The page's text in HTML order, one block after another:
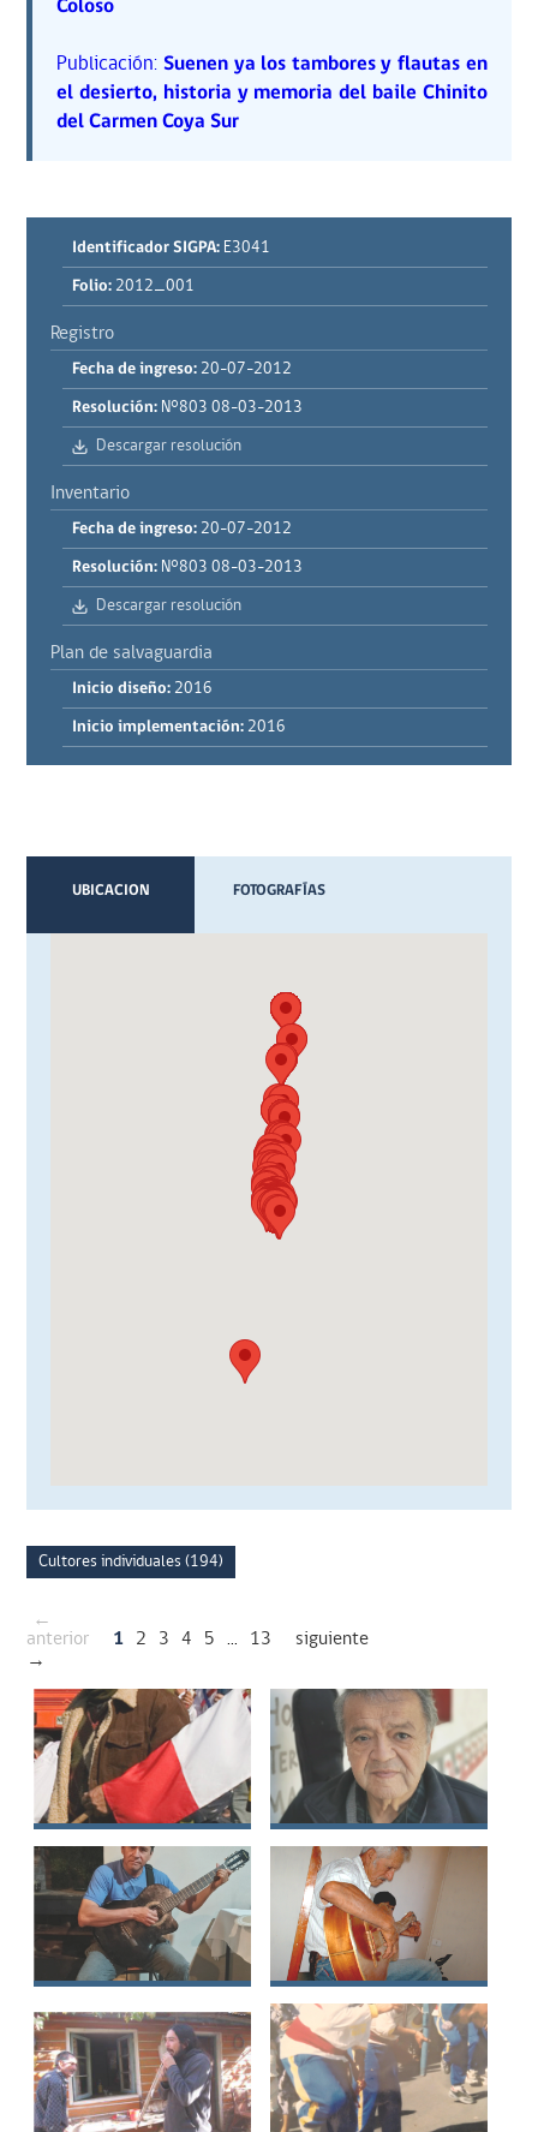
Coloso
Publicación: Suenen ya los tambores y flautas en
el desierto, historia y memoria del baile Chinito
del Carmen Coya Sur
Identificador SIGPA: E3041
Folio: 2012_001
Registro
Fecha de ingreso: 20-07-2012
Resolución: N°803 08-03-2013
Descargar resolución
Inventario
Fecha de ingreso: 20-07-2012
Resolución: N°803 08-03-2013
Descargar resolución
Plan de salvaguardia
Inicio diseño: 2016
Inicio implementación: 2016
UBICACION FOTOGRAFÍAS
Cultores individuales (194)
←
anterior
1 2 3 4 5 ... 13
siguiente
→
Alvaro Herrera
Luis Hernán Tirado
Castillo
Omar Ángel Jeldes
Triviño
Samuel Selin
Romero Cádiz